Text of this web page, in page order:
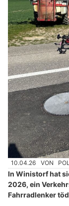
10.04.26 VON
In Winistorf hat
2026, ein
Fahrradlenker